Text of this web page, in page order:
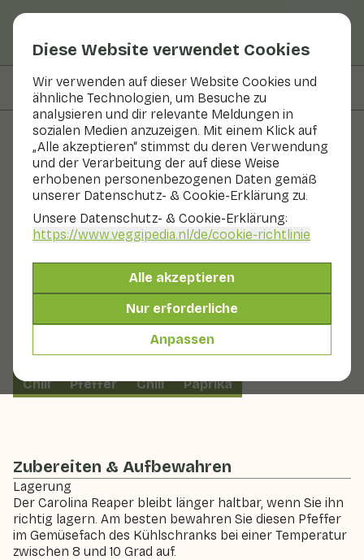
Diese Website verwendet Cookies
Wir verwenden auf dieser Website Cookies und
ähnliche Technologien, um Besuche zu
analysieren und dir relevante Meldungen in
sozialen Medien anzuzeigen. Mit einem Klick auf
„Alle akzeptieren“ stimmst du deren Verwendung
und der Verarbeitung der auf diese Weise
erhobenen personenbezogenen Daten gemäß
unserer Datenschutz- & Cookie-Erklärung zu.
Unsere Datenschutz- & Cookie-Erklärung:
https://www.veggipedia.nl/de/cookie-richtlinie
Alle akzeptieren
Nur erforderliche
Anpassen
Auf dieser Seite Informationen
Obst und Gemüse
Carolina Reaper Pfeffer
In Saison Gemüse Kühlschrank
Welt. Sie erkennen diesen extrem scharfen Pfeffer an
seiner schönen roten Farbe und seiner faltigen "Haut".
Sie können den Carolina Reaper in einer Salsa, Soße
oder Sambal verwenden. Aber Vorsicht, diese sind nur
für Menschen geeignet, die extrem scharfes Essen
Chili
Pfeffer Chili Paprika
Zubereiten & Aufbewahren
Lagerung
Der Carolina Reaper bleibt länger haltbar, wenn Sie ihn
richtig lagern. Am besten bewahren Sie diesen Pfeffer
im Gemüsefach des Kühlschranks bei einer Temperatur
zwischen 8 und 10 Grad auf.